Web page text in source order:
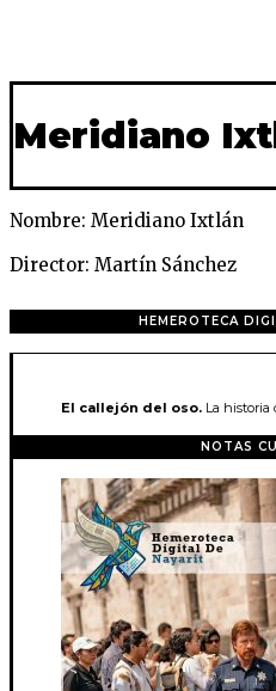
Meridiano
Nombre: Meridiano Ixtlán
Director: Martín Sánchez
HEMEROTECA
El callejón del oso. La historia
NOTAS